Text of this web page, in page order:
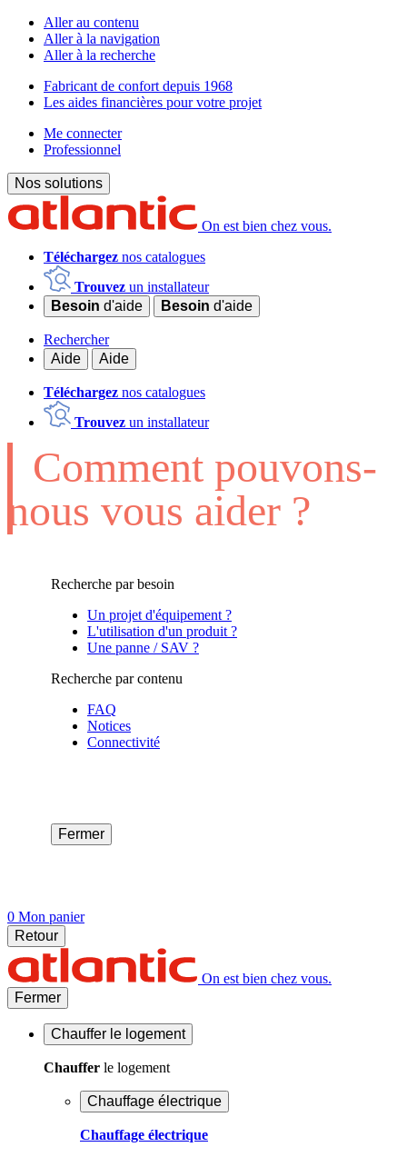
Aller au contenu
Aller à la navigation
Aller à la recherche
Fabricant de confort depuis 1968
Les aides financières pour votre projet
Me connecter
Professionnel
Nos solutions
On est bien chez vous.
Téléchargez nos catalogues
Trouvez un installateur
Besoin d'aide Besoin d'aide
Rechercher
Aide
Aide
Téléchargez nos catalogues
Trouvez un installateur
Comment pouvons-
nous vous aider ?
Recherche par besoin
Un projet d'équipement ?
L'utilisation d'un produit ?
Une panne / SAV ?
Recherche par contenu
FAQ
Notices
Connectivité
Fermer
0 Mon panier
Retour
On est bien chez vous.
Fermer
Chauffer le logement
Chauffer le logement
Chauffage électrique
Chauffage électrique